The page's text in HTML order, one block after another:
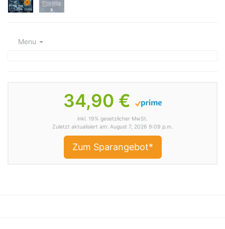
Menu
34,90 €
inkl. 19% gesetzlicher MwSt.
Zuletzt aktualisiert am: August 7, 2026 9:09 p.m.
Zum Sparangebot*